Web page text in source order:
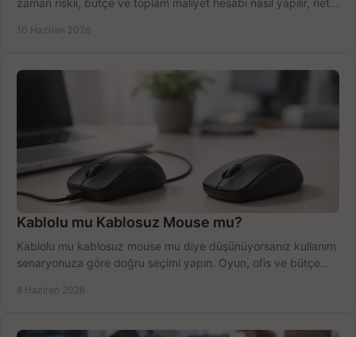
zaman riskli, bütçe ve toplam maliyet hesabı nasıl yapılır, net
10 Haziran 2026
Kablolu mu Kablosuz Mouse mu?
Kablolu mu kablosuz mouse mu diye düşünüyorsanız kullanım
senaryonuza göre doğru seçimi yapın. Oyun, ofis ve bütçe
8 Haziran 2026